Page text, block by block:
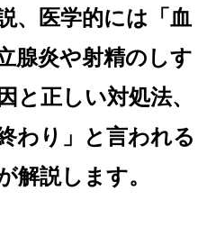
、医学的には「血
腺炎や射精のしす
と正しい対処法、
わり」と言われる
解説します。